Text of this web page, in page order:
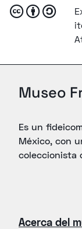
Museo
Es un
México, con
coleccionista
Acerca del